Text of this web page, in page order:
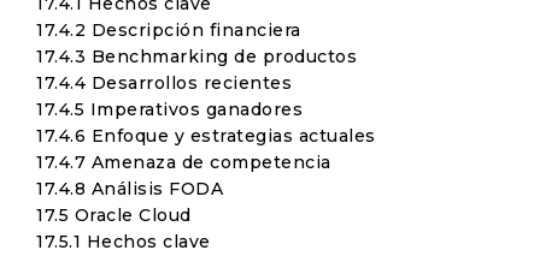
17.4.2 Descripción financiera
17.4.3 Benchmarking de productos
17.4.4 Desarrollos recientes
17.4.5 Imperativos ganadores
17.4.6 Enfoque y estrategias actuales
17.4.7 Amenaza de competencia
17.4.8 Análisis FODA
17.5 Oracle Cloud
17.5.1 Hechos clave